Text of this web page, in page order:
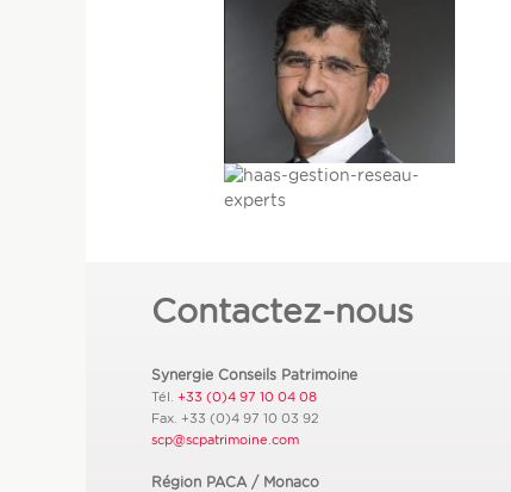
Contactez-nous
Synergie Conseils Patrimoine
Tél. +33 (0)4 97 10 04 08
Fax. +33 (0)4 97 10 03 92
scp@scpatrimoine.com
Région PACA / Monaco